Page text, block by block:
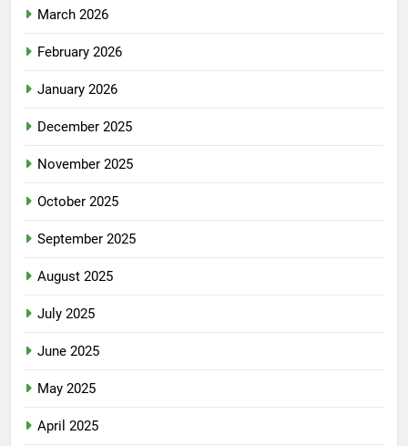
March 2026
February 2026
January 2026
December 2025
November 2025
October 2025
September 2025
August 2025
July 2025
June 2025
May 2025
April 2025